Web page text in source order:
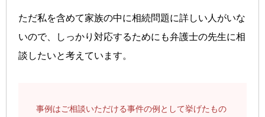
ただ私を含めて家族の中に相続問題に詳しい人がいな
いので、しっかり対応するためにも弁護士の先生に相
談したいと考えています。
事例はご相談いただける事件の例として挙げたもの